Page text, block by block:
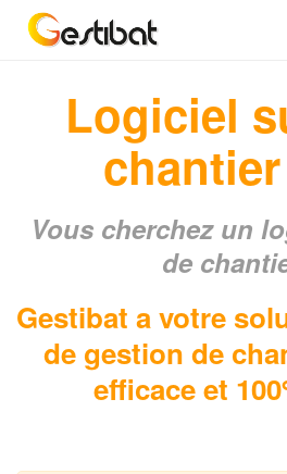
Logiciel
Vous cherchez un
de
Gestibat a votre
de gestion de
efficace et